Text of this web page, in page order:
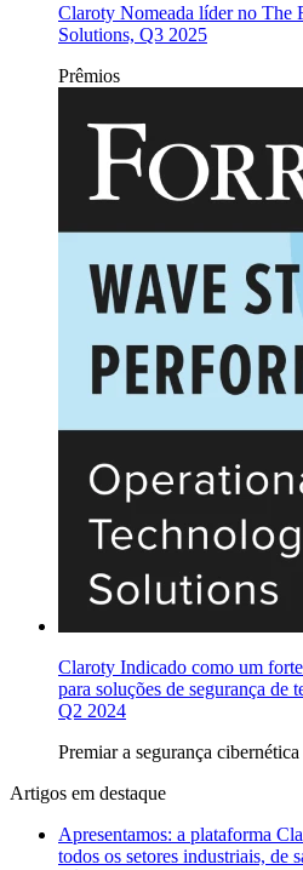
Claroty Nomeada líder no The
Solutions, Q3 2025
Prêmios
Claroty Indicado como um
para soluções de segurança de
Q2 2024
Premiara segurança
Artigos em destaque
Apresentamos: a plataforma
todos os setores industriais, de